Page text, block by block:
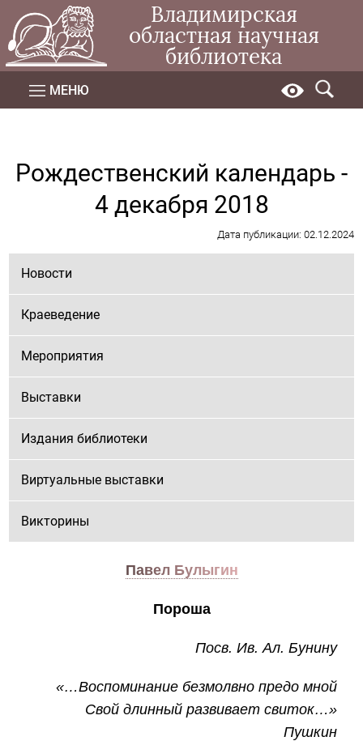
Владимирская
областная научная
библиотека
МЕНЮ
Рождественский календарь -
4 декабря 2018
Дата публикации: 02.12.2024
Новости
Краеведение
Мероприятия
Выставки
Издания библиотеки
Виртуальные выставки
Викторины
Павел Булыгин
Пороша
Посв. Ив. Ал. Бунину
«…Воспоминание безмолвно предо мной
Свой длинный развивает свиток…»
Пушкин